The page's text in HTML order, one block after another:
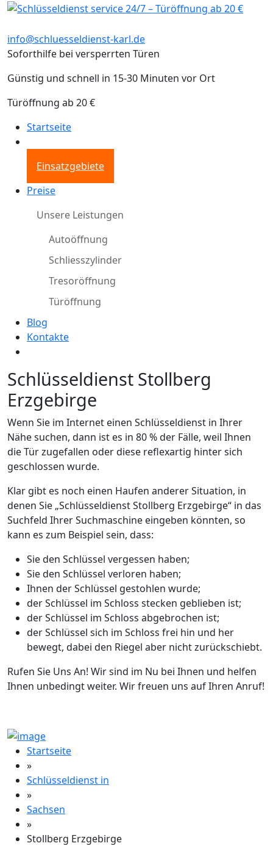
info@schluesseldienst-karl.de
Soforthilfe bei versperrten Türen
Günstig und schnell in 15-30 Minuten vor Ort
Türöffnung ab 20 €
Startseite
Einsatzgebiete
Preise
Unsere Leistungen
Autoöffnung
Schliesszylinder
Tresoröffnung
Türöffnung
Blog
Kontakte
Schlüsseldienst Stollberg
Erzgebirge
Wenn Sie im Internet einen Schlüsseldienst in Ihrer
Nähe suchen, dann ist es in 80 % der Fälle, weil Ihnen
die Tür zugefallen oder diese reflexartig hinter sich
geschlossen wurde.
Klar gibt es noch einen Haufen anderer Situation, in
denen Sie „Schlüsseldienst Stollberg Erzgebirge“ in das
Suchfeld Ihrer Suchmaschine eingeben könnten, so
kann es zum Beispiel sein, dass:
Sie den Schlüssel vergessen haben;
Sie den Schlüssel verloren haben;
Ihnen der Schlüssel gestohlen wurde;
der Schlüssel im Schloss stecken geblieben ist;
der Schlüssel im Schloss abgebrochen ist;
der Schlüssel sich im Schloss frei hin und her
bewegt, dabei den Riegel aber nicht zurückschiebt.
Rufen Sie Uns An! Wir sind im Nu bei Ihnen und helfen
Ihnen unbedingt weiter. Wir freuen uns auf Ihren Anruf!
Startseite
»
Schlüsseldienst in
»
Sachsen
»
Stollberg Erzgebirge